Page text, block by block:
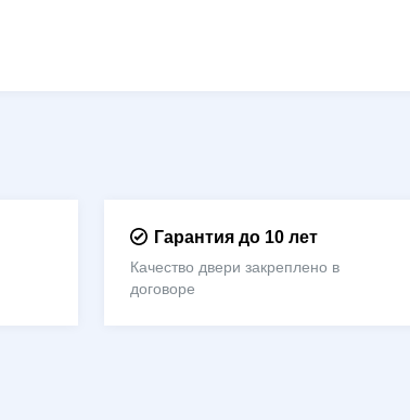
Гарантия до 10 лет
Качество двери закреплено в
договоре